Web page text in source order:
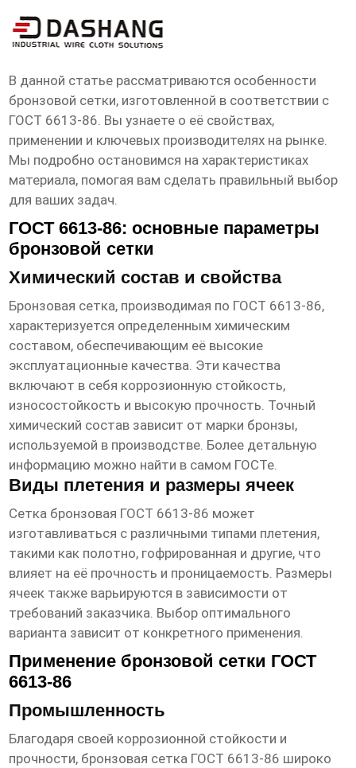
сетка бронзовая гост 6613 86
Производители
В данной статье рассматриваются особенности
бронзовой сетки, изготовленной в соответствии с
ГОСТ 6613-86. Вы узнаете о её свойствах,
применении и ключевых производителях на рынке.
Мы подробно остановимся на характеристиках
материала, помогая вам сделать правильный выбор
для ваших задач.
ГОСТ 6613-86: основные параметры
бронзовой сетки
Химический состав и свойства
Бронзовая сетка, производимая по ГОСТ 6613-86,
характеризуется определенным химическим
составом, обеспечивающим её высокие
эксплуатационные качества. Эти качества
включают в себя коррозионную стойкость,
износостойкость и высокую прочность. Точный
химический состав зависит от марки бронзы,
используемой в производстве. Более детальную
информацию можно найти в самом ГОСТе.
Виды плетения и размеры ячеек
Сетка бронзовая ГОСТ 6613-86 может
изготавливаться с различными типами плетения,
такими как полотно, гофрированная и другие, что
влияет на её прочность и проницаемость. Размеры
ячеек также варьируются в зависимости от
требований заказчика. Выбор оптимального
варианта зависит от конкретного применения.
Применение бронзовой сетки ГОСТ
6613-86
Промышленность
Благодаря своей коррозионной стойкости и
прочности, бронзовая сетка ГОСТ 6613-86 широко